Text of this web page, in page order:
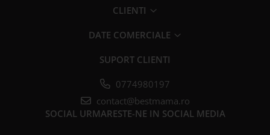
CLIENTI
DATE COMERCIALE
SUPORT CLIENTI
0774980197
contact@bestmama.ro
SOCIAL URMARESTE-NE IN SOCIAL MEDIA